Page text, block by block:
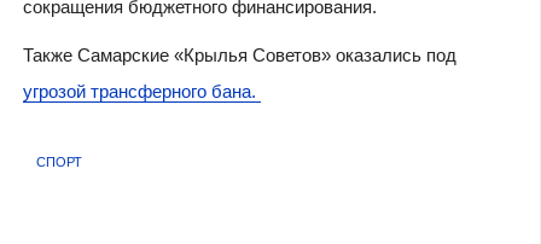
сокращения бюджетного финансирования.
Также Самарские «Крылья Советов» оказались под
угрозой трансферного бана.
СПОРТ